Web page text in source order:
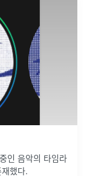
인 음악의 타임라
했다.